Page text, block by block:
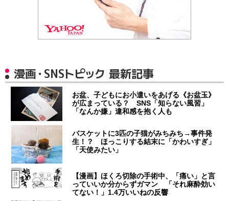
漫画・SNSトピック 最新記事
お盆、子どもにお小遣いをあげる《お盆玉》
が広まっている？ SNS「知らない風習」
「なんか嫌」違和感を抱く人も
バスケットに3匹の子猫がみちみち→事件発
生！？ ほっこりする結末に「かわいすぎ」
「天使みたい」
【漫画】ほくろ切除の手術中、「痛い」と言
っていいか分からずガマン 「それ麻酔効い
てない！」1.4万いいねの反響